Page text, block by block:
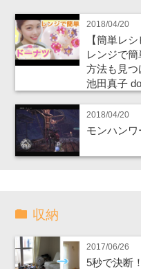
2018/04/20
【簡単レ
レンジで
方法も見
池田真子
2018/04/20
モンハン
収納
2017/06/26
5秒で決断